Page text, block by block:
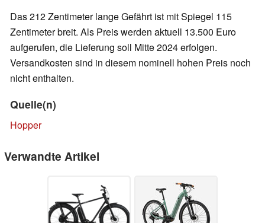
Das 212 Zentimeter lange Gefährt ist mit Spiegel 115
Zentimeter breit. Als Preis werden aktuell 13.500 Euro
aufgerufen, die Lieferung soll Mitte 2024 erfolgen.
Versandkosten sind in diesem nominell hohen Preis noch
nicht enthalten.
Quelle(n)
Hopper
Verwandte Artikel